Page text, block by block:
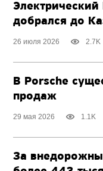
Электрический
добрался до
26 июля 2026 2.7K
В Porsche
продаж
29 мая 2026 1.1K
За